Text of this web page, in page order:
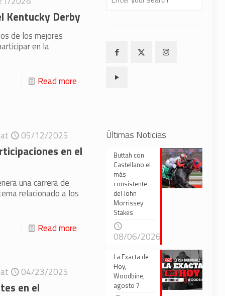
Kentucky Derby
de los mejores
en la
Read more
at 05/12/2025
en el
una carrera de
relacionado a los
Read more
at 04/23/2025
en el
Últimas Noticias
Buttah con
Castellano el
más
consistente
del John
Morrissey
Stakes
08/06/2026
La Exacta de
Hoy,
Woodbine,
agosto 7